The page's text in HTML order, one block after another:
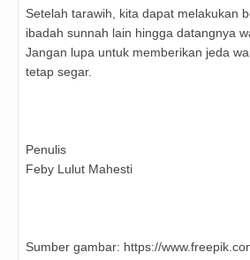
Setelah tarawih, kita dapat melakukan
ibadah sunnah lain hingga datangnya
Jangan lupa untuk memberikan jeda
tetap segar.
Penulis
Feby Lulut Mahesti
Sumber gambar: https://